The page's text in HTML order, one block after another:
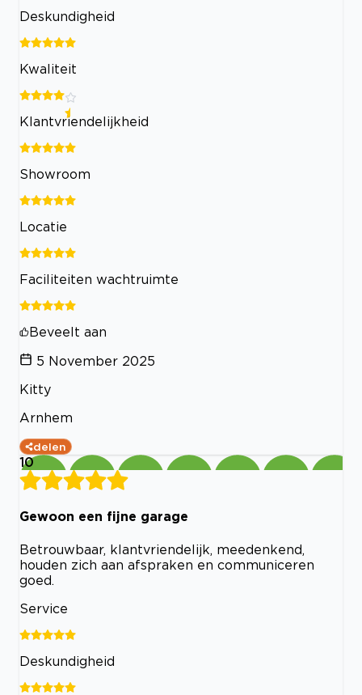
Deskundigheid
Kwaliteit
Klantvriendelijkheid
Showroom
Locatie
Faciliteiten wachtruimte
Beveelt aan
5 November 2025
Kitty
Arnhem
delen
10
Gewoon een fijne garage
Betrouwbaar, klantvriendelijk, meedenkend,
houden zich aan afspraken en communiceren
goed.
Service
Deskundigheid